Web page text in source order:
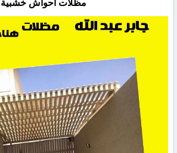
مظلات أحواش خشبية